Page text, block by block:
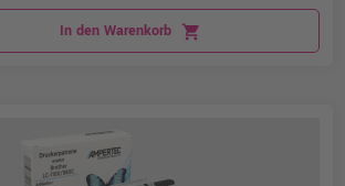
In den Warenkorb shopping_cart